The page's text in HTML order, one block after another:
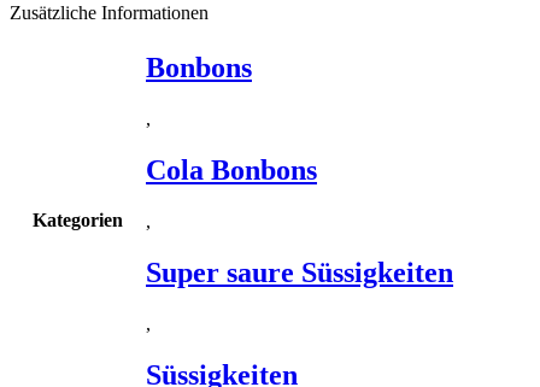
Zusätzliche Informationen
Kategorien
Bonbons
,
Cola Bonbons
,
Super saure Süssigkeiten
,
Süssigkeiten